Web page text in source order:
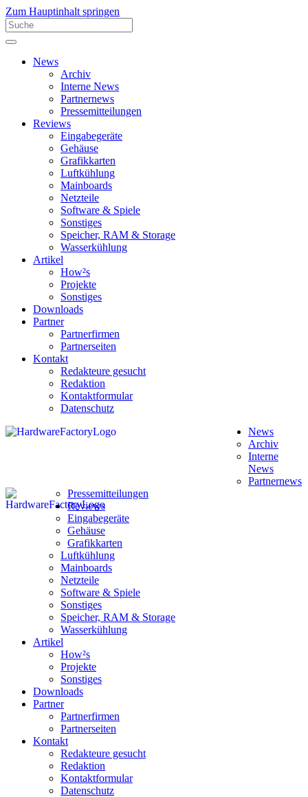
Zum Hauptinhalt springen
News
Archiv
Interne News
Partnernews
Pressemitteilungen
Reviews
Eingabegeräte
Gehäuse
Grafikkarten
Luftkühlung
Mainboards
Netzteile
Software & Spiele
Sonstiges
Speicher, RAM & Storage
Wasserkühlung
Artikel
How²s
Projekte
Sonstiges
Downloads
Partner
Partnerfirmen
Partnerseiten
Kontakt
Redakteure gesucht
Redaktion
Kontaktformular
Datenschutz
News
Archiv
Interne
News
Partnernews
Pressemitteilungen
Reviews
Eingabegeräte
Gehäuse
Grafikkarten
Luftkühlung
Mainboards
Netzteile
Software & Spiele
Sonstiges
Speicher, RAM & Storage
Wasserkühlung
Artikel
How²s
Projekte
Sonstiges
Downloads
Partner
Partnerfirmen
Partnerseiten
Kontakt
Redakteure gesucht
Redaktion
Kontaktformular
Datenschutz